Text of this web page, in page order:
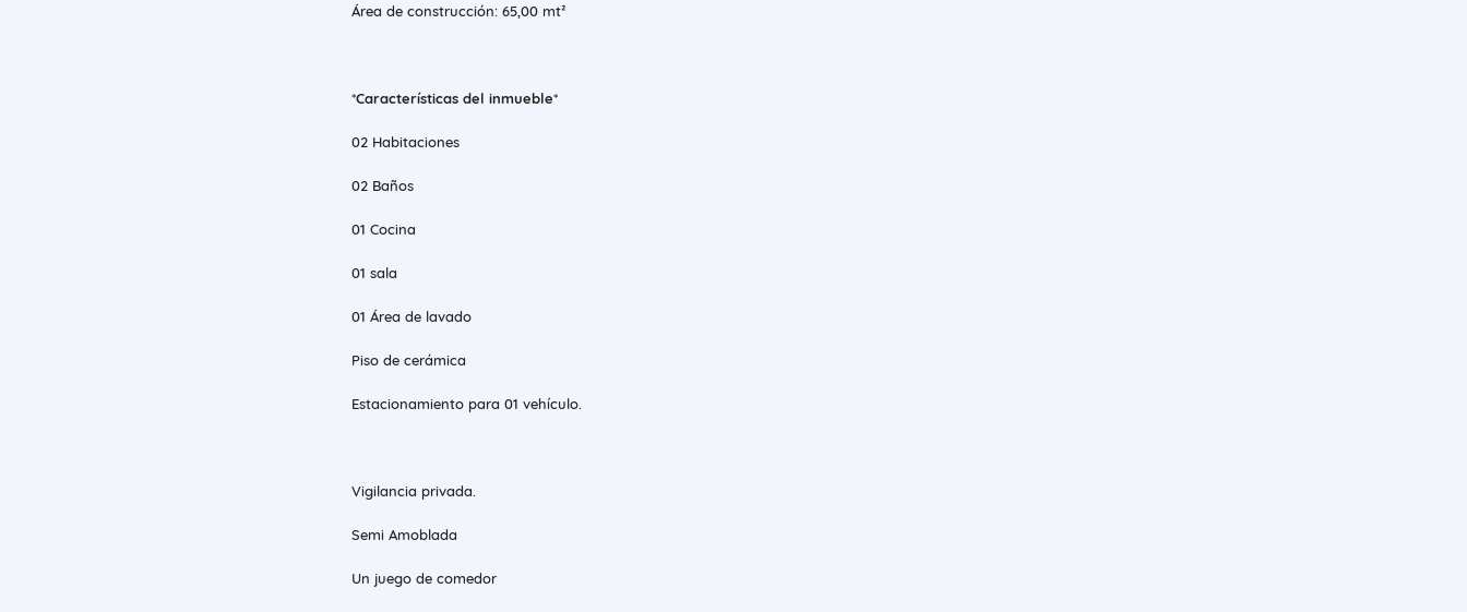
Área de construcción: 65,00 mt²
*Características del inmueble*
02 Habitaciones
02 Baños
01 Cocina
01 sala
01 Área de lavado
Piso de cerámica
Estacionamiento para 01 vehículo.
Vigilancia privada.
Semi Amoblada
Un juego de comedor